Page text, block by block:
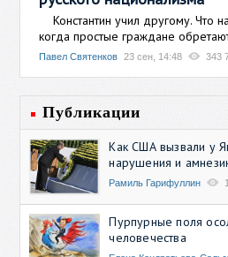
Константин учил другому. Что
когда простые граждане
Павел Святенков 23 сен, 14:48 343
Публикации
Как США вызвали у
нарушения и
Рамиль Гарифуллин
Пурпурные поля
человечества